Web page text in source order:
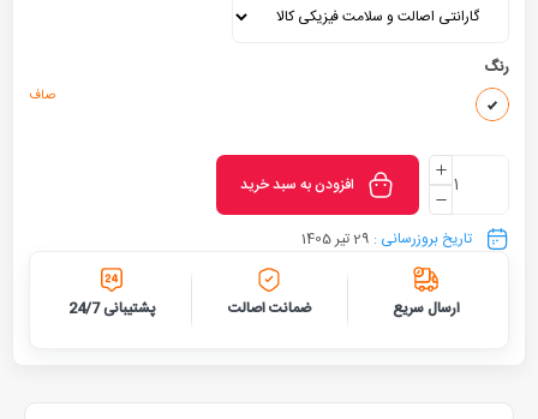
رنگ
صاف
افزودن به سبد خرید
تاریخ بروزرسانی : 29 تیر 1405
ارسال سریع ضمانت اصالت پشتیبانی 24/7